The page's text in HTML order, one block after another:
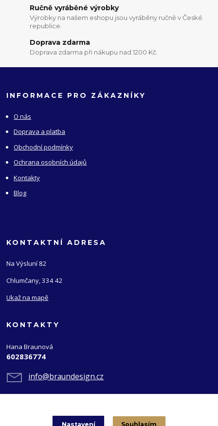
Ručně vyráběné výrobky
Výrobky na našem eshopu jsou vyráběny ručně v České
republice.
Doprava zdarma
Doprava zdarma při nákupu nad 1200 Kč.
INFORMACE PRO ZÁKAZNÍKY
O nás
Doprava a platba
Obchodní podmínky
Ochrana osobních údajů
Kontakty
Blog
KONTAKTNÍ ADRESA
Na Výsluní 82
Chlumčany, 334 42
Ukaž na mapě
KONTAKTY
Hana Braunová
602836774
info@braundesign.cz
Nastavení Souhlasím